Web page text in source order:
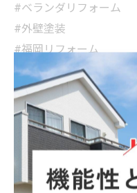
#ベランダリフォーム
#外壁塗装
#福岡リフォーム
#株式会社ペントホーム
< 前のページ